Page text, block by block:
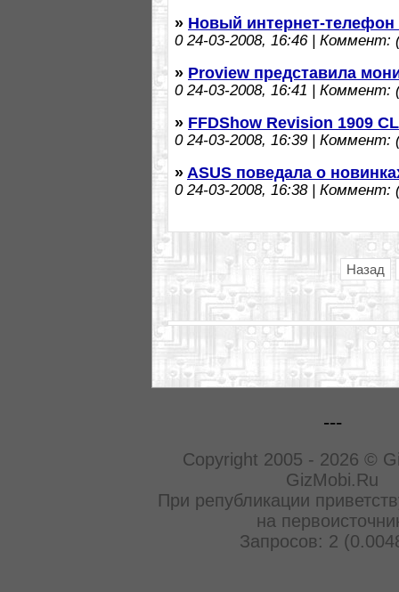
» Новый интернет-телефон
024-03-2008, 16:46 | Коммент:
» Proview представила
024-03-2008, 16:41 | Коммент:
» FFDShow Revision 1909
024-03-2008, 16:39 | Коммент:
» ASUS поведала о
024-03-2008, 16:38 | Коммент:
Назад
---
Copyright 2005 - 2026 ©
GizMobi.Ru
При републикации
на
Запросов: 2